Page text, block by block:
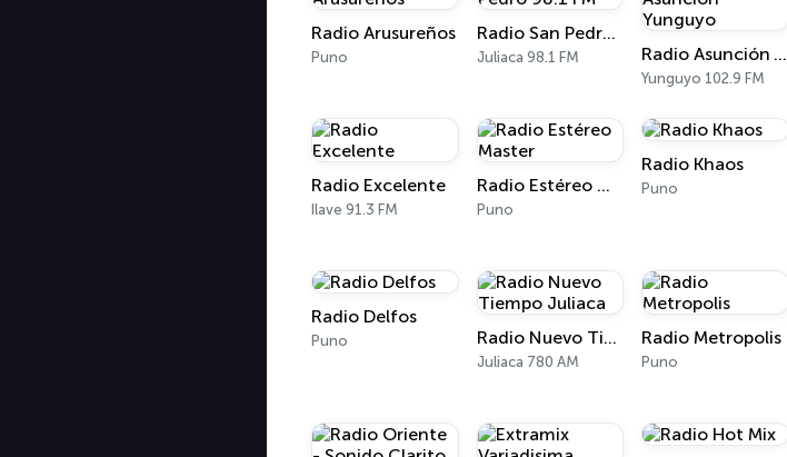
Radio Arusureños
Puno
Radio San Pedro 98.1 FM
Juliaca 98.1 FM Radio Asunción Yunguyo
Yunguyo 102.9 FM
Radio Excelente
Ilave 91.3 FM
Radio Estéreo Master
Puno
Radio Khaos
Puno
Radio Delfos
Puno Radio Nuevo Tiempo Juliaca
Juliaca 780 AM
Radio Metropolis
Puno